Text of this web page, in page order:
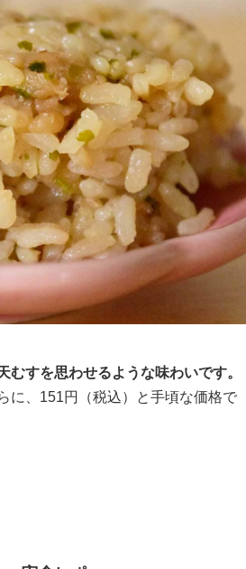
すを思わせるような味わいです。
に、151円（税込）と手頃な価格で